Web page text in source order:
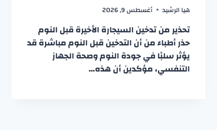
هيا الرشيد أغسطس 9, 2026
تحذير من تدخين السيجارة الأخيرة قبل النوم
حذر أطباء من أن التدخين قبل النوم مباشرة قد
يؤثر سلبًا في جودة النوم وصحة الجهاز
التنفسي، مؤكدين أن هذه…